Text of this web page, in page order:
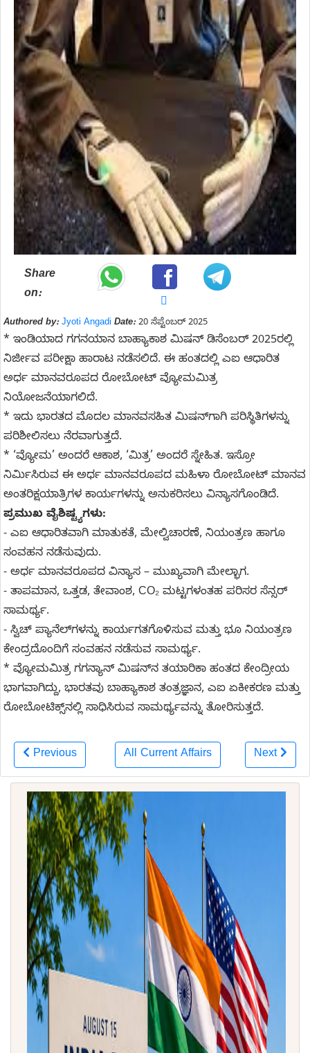
Share
on:
Authored by: Jyoti Angadi Date:20 ಸೆಪ್ಟೆಂಬರ್ 2025
* ಇಂಡಿಯಾದ ಗಗನಯಾನ ಬಾಹ್ಯಾಕಾಶ ಮಿಷನ್‌ ಡಿಸೆಂಬರ್‌ 2025ರಲ್ಲಿ
ನಿರ್ಜೀವ ಪರೀಕ್ಷಾ ಹಾರಾಟ ನಡೆಸಲಿದೆ. ಈ ಹಂತದಲ್ಲಿ ಎಐ ಆಧಾರಿತ
ಅರ್ಧ ಮಾನವರೂಪದ ರೋಬೋಟ್‌ ವ್ಯೋಮಮಿತ್ರ
ನಿಯೋಜನೆಯಾಗಲಿದೆ.
* ಇದು ಭಾರತದ ಮೊದಲ ಮಾನವಸಹಿತ ಮಿಷನ್‌ಗಾಗಿ ಪರಿಸ್ಥಿತಿಗಳನ್ನು
ಪರಿಶೀಲಿಸಲು ನೆರವಾಗುತ್ತದೆ.
* ‘ವ್ಯೋಮ’ ಅಂದರೆ ಆಕಾಶ, ‘ಮಿತ್ರ’ ಅಂದರೆ ಸ್ನೇಹಿತ. ಇಸ್ರೋ
ನಿರ್ಮಿಸಿರುವ ಈ ಅರ್ಧ ಮಾನವರೂಪದ ಮಹಿಳಾ ರೋಬೋಟ್‌ ಮಾನವ
ಅಂತರಿಕ್ಷಯಾತ್ರಿಗಳ ಕಾರ್ಯಗಳನ್ನು ಅನುಕರಿಸಲು ವಿನ್ಯಾಸಗೊಂಡಿದೆ.
ಪ್ರಮುಖ ವೈಶಿಷ್ಟ್ಯಗಳು:
- ಎಐ ಆಧಾರಿತವಾಗಿ ಮಾತುಕತೆ, ಮೇಲ್ವಿಚಾರಣೆ, ನಿಯಂತ್ರಣ ಹಾಗೂ
ಸಂವಹನ ನಡೆಸುವುದು.
- ಅರ್ಧ ಮಾನವರೂಪದ ವಿನ್ಯಾಸ – ಮುಖ್ಯವಾಗಿ ಮೇಲ್ಭಾಗ.
- ತಾಪಮಾನ, ಒತ್ತಡ, ತೇವಾಂಶ, CO₂ ಮಟ್ಟಗಳಂತಹ ಪರಿಸರ ಸೆನ್ಸರ್‌
ಸಾಮರ್ಥ್ಯ.
- ಸ್ವಿಚ್ ಪ್ಯಾನೆಲ್‌ಗಳನ್ನು ಕಾರ್ಯಗತಗೊಳಿಸುವ ಮತ್ತು ಭೂ ನಿಯಂತ್ರಣ
ಕೇಂದ್ರದೊಂದಿಗೆ ಸಂವಹನ ನಡೆಸುವ ಸಾಮರ್ಥ್ಯ.
* ವ್ಯೋಮಮಿತ್ರ ಗಗನ್ಯಾನ್‌ ಮಿಷನ್‌ನ ತಯಾರಿಕಾ ಹಂತದ ಕೇಂದ್ರೀಯ
ಭಾಗವಾಗಿದ್ದು, ಭಾರತವು ಬಾಹ್ಯಾಕಾಶ ತಂತ್ರಜ್ಞಾನ, ಎಐ ಏಕೀಕರಣ ಮತ್ತು
ರೋಬೋಟಿಕ್ಸ್‌ನಲ್ಲಿ ಸಾಧಿಸಿರುವ ಸಾಮರ್ಥ್ಯವನ್ನು ತೋರಿಸುತ್ತದೆ.
Previous All Current Affairs Next